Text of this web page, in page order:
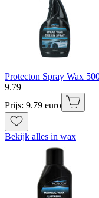
Protecton Spray Wax
9.79
Prijs: 9.79 euro
Bekijk alles in wax